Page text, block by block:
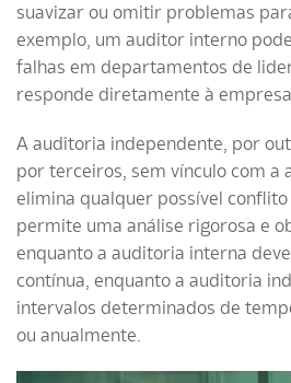
suavizar ou omitir problemas
exemplo, um auditor interno
falhas em departamentos de
responde diretamente à
A auditoria independente, por
por terceiros, sem vínculo com a
elimina qualquer possível
permite uma análise rigorosa e
enquanto a auditoria interna
contínua, enquanto a auditoria
intervalos determinados de
ou anualmente.